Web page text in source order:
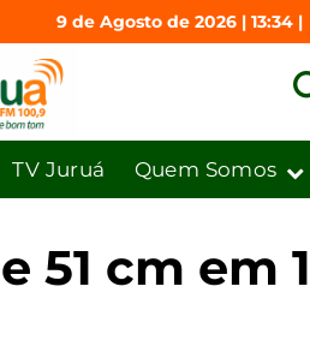
9 de Agosto de 2026 | 13:34 |
TV Juruá Quem Somos
51 cm em